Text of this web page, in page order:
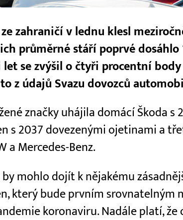
zahraničí v lednu klesl
průměrné stáří poprvé dosáhlo
se zvýšil o čtyři procentní body
z údajů Svazu dovozců
značky uhájila domácí Škoda s
s 2037 dovezenými ojetinami a
a Mercedes-Benz.
by mohlo dojít k nějakému
který bude prvním srovnatelným
koronaviru. Nadále platí, že